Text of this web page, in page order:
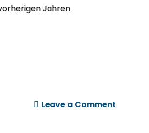
Jahren
Leave a Commenton